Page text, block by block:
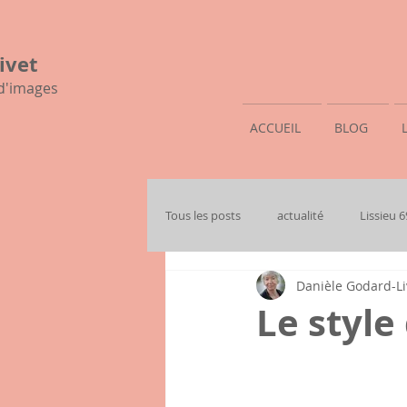
ACCUEIL BLOG
Tous les posts actualité Lissieu
mon histoire familiale
Le
Danièle Godard-